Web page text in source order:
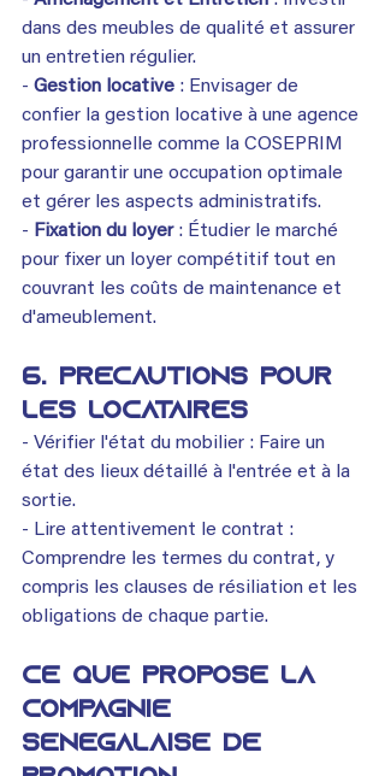
dans des meubles de qualité et assurer
un entretien régulier.
- Gestion locative : Envisager de
confier la gestion locative à une agence
professionnelle comme la COSEPRIM
pour garantir une occupation optimale
et gérer les aspects administratifs.
- Fixation du loyer : Étudier le marché
pour fixer un loyer compétitif tout en
couvrant les coûts de maintenance et
d'ameublement.
6. Précautions pour
les Locataires
- Vérifier l'état du mobilier : Faire un
état des lieux détaillé à l'entrée et à la
sortie.
- Lire attentivement le contrat :
Comprendre les termes du contrat, y
compris les clauses de résiliation et les
obligations de chaque partie.
Ce que propose la
Compagnie
Sénégalaise de